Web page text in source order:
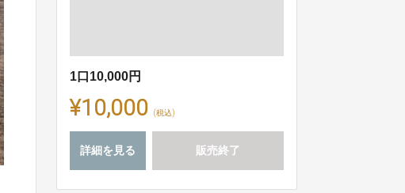
1口10,000円
¥10,000 (税込)
詳細を見る 販売終了